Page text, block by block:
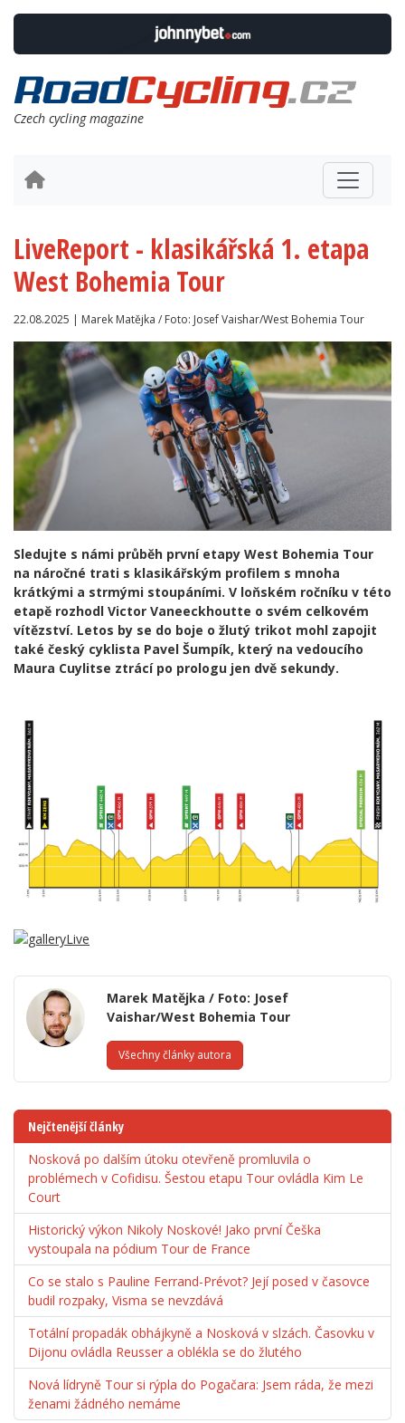
Czech cycling magazine
LiveReport - klasikářská 1. etapa
West Bohemia Tour
22.08.2025 | Marek Matějka / Foto: Josef Vaishar/West Bohemia Tour
Sledujte s námi průběh první etapy West Bohemia Tour
na náročné trati s klasikářským profilem s mnoha
krátkými a strmými stoupáními. V loňském ročníku v této
etapě rozhodl Victor Vaneeckhoutte o svém celkovém
vítězství. Letos by se do boje o žlutý trikot mohl zapojit
také český cyklista Pavel Šumpík, který na vedoucího
Maura Cuylitse ztrácí po prologu jen dvě sekundy.
Marek Matějka / Foto: Josef
Vaishar/West Bohemia Tour
Všechny články autora
Nejčtenější články
Nosková po dalším útoku otevřeně promluvila o
problémech v Cofidisu. Šestou etapu Tour ovládla Kim Le
Court
Historický výkon Nikoly Noskové! Jako první Češka
vystoupala na pódium Tour de France
Co se stalo s Pauline Ferrand-Prévot? Její posed v časovce
budil rozpaky, Visma se nevzdává
Totální propadák obhájkyně a Nosková v slzách. Časovku v
Dijonu ovládla Reusser a oblékla se do žlutého
Nová lídryně Tour si rýpla do Pogačara: Jsem ráda, že mezi
ženami žádného nemáme